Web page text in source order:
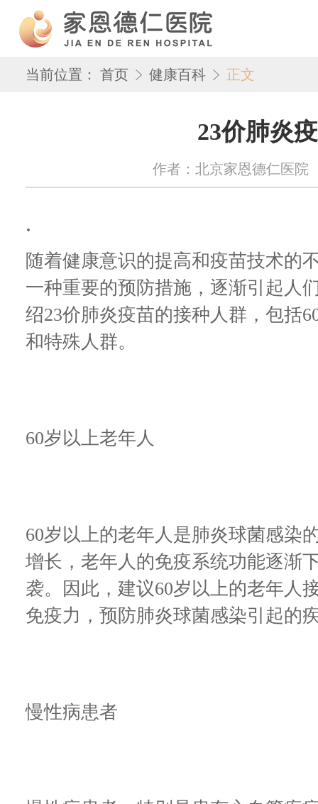
当前位置： 首页 健康百科 正文
23价肺炎
作者：北京家恩德仁医院
.
随着健康意识的提高和疫苗技术的
一种重要的预防措施，逐渐引起人
绍23价肺炎疫苗的接种人群，包括
和特殊人群。
60岁以上老年人
60岁以上的老年人是肺炎球菌感染
增长，老年人的免疫系统功能逐渐
袭。因此，建议60岁以上的老年人
免疫力，预防肺炎球菌感染引起的
慢性病患者